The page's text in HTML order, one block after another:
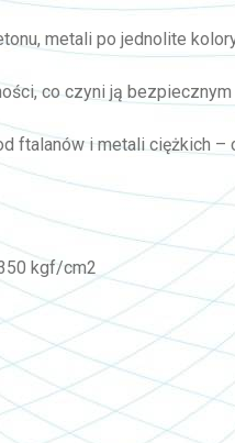
metali po jednolite
co czyni ją
ftalanów i metali ciężkich
kgf/cm2